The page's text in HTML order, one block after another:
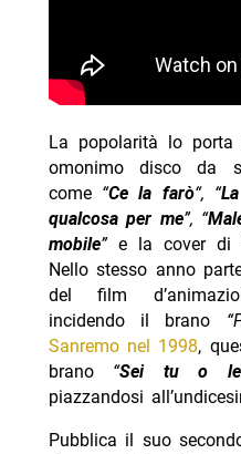
La popolarità lo
omonimo disco da
come “Ce la farò“, “
qualcosa per me”, “
mobile”e la cover di
Nello stesso anno
del film
incidendo il brano
Sanremo nel 1998,
brano“Sei tu o lei
piazzandosi
Pubblica il suo